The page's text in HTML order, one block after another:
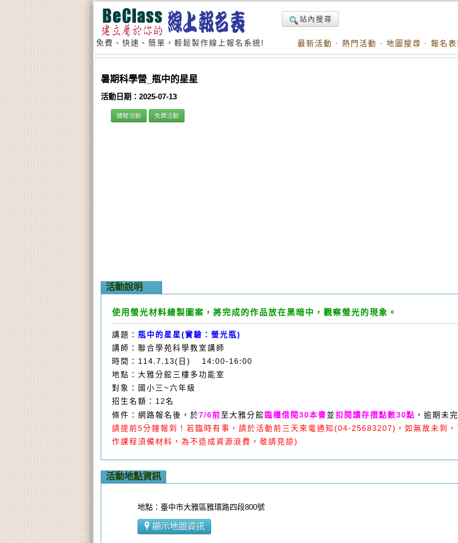
免費、快速、簡單，輕鬆製作線上報名系統!
站內搜尋
最新活動 · 熱門活動 · 地圖搜尋 · 報名
暑期科學營_瓶中的星星
活動日期：2025-07-13
體驗活動 免費活動
活動說明
使用螢光材料繪製圖案，將完成的作品放在黑暗中，觀察螢光的現象。
講題： 瓶中的星星(實驗：螢光瓶)
講師：聯合學苑科學教室講師
時間： 114.7.13(日) 14:00-16:00
地點：大雅分館三樓多功能 室
對象：
國小三~六年級
招生名額：12名
條件： 網路報名後，於7/6前至大雅分館 臨櫃借閱30本書並扣閱讀存摺點數30點 ， 逾期未
請提前5分鐘報到！若臨時有事，請於活動前三天來電通知(04-25683207)，如無故未到
作課程須備材料，為不造成資源浪費，敬請見諒)
活動地點資訊
地點：臺中市大雅區雅環路四段800號
顯示地圖資訊